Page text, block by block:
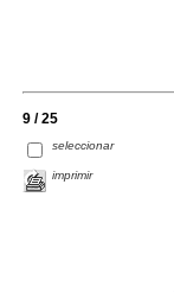
9 / 25
seleccionar
imprimir